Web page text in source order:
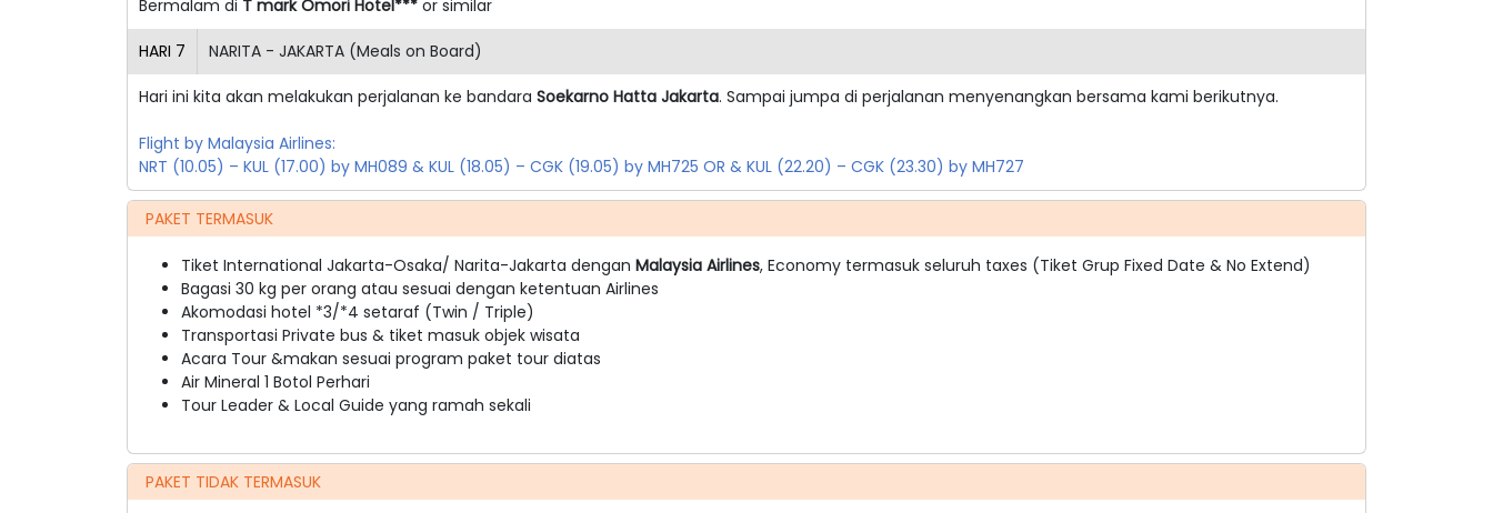
Bermalam di T mark Omori Hotel*** or similar
HARI 7 NARITA - JAKARTA (Meals on Board)
Hari ini kita akan melakukan perjalanan ke bandara Soekarno Hatta Jakarta. Sampai jumpa di perjalanan menyenangkan bersama kami berikutnya.
Flight by Malaysia Airlines:
NRT (10.05) – KUL (17.00) by MH089 & KUL (18.05) – CGK (19.05) by MH725 OR & KUL (22.20) – CGK (23.30) by MH727
PAKET TERMASUK
Tiket International Jakarta-Osaka/ Narita-Jakarta dengan Malaysia Airlines, Economy termasuk seluruh taxes (Tiket Grup Fixed Date & No Extend)
Bagasi 30 kg per orang atau sesuai dengan ketentuan Airlines
Akomodasi hotel *3/*4 setaraf (Twin / Triple)
Transportasi Private bus & tiket masuk objek wisata
Acara Tour &makan sesuai program paket tour diatas
Air Mineral 1 Botol Perhari
Tour Leader & Local Guide yang ramah sekali
PAKET TIDAK TERMASUK